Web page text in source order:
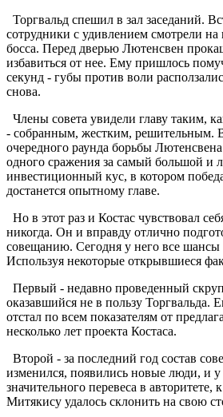
Торгвальд спешил в зал заседаний.
сотрудники с удивлением смотрели
босса. Перед дверью Лютенсвен
избавиться от нее. Ему пришлось
секунд - губы против воли
снова.
Члены совета увидели главу таким,
- собранным, жестким, решительным.
очередного раунда борьбы
одного сражения за самый большой и
инвестиционный кус, в котором
достанется опытному главе.
Но в этот раз и Костас чувствовал
никогда. Он и вправду отлично
совещанию. Сегодня у него все шансы
Используя некоторые открывшиеся
Первый - недавно проведенный
оказавшийся не в пользу Торгвальда.
отстал по всем показателям от
несколько лет проекта Костаса.
Второй - за последний год состав
изменился, появились новые люди, и у
значительного перевеса в
Митякису удалось склонить на свою